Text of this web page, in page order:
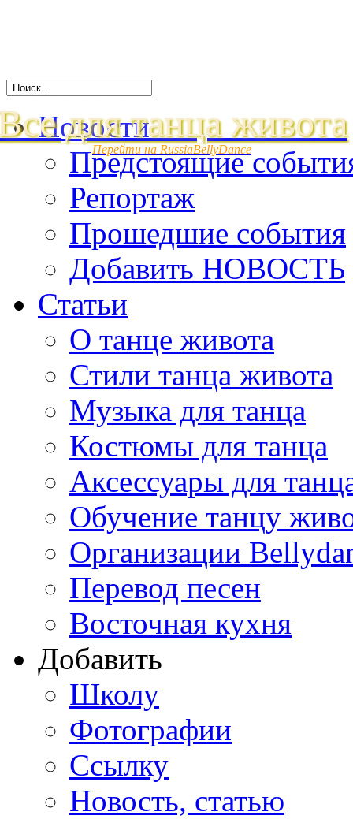
для танца живота
Перейти на RussiaBellyDance
Новости
Предстоящие
Репортаж
Прошедшие события
Добавить НОВОСТЬ
Статьи
О танце живота
Стили танца живота
Музыка для танца
Костюмы для танца
Аксессуары для
Обучение танцу
Организации
Перевод песен
Восточная кухня
Добавить
Школу
Фотографии
Ссылку
Новость, статью